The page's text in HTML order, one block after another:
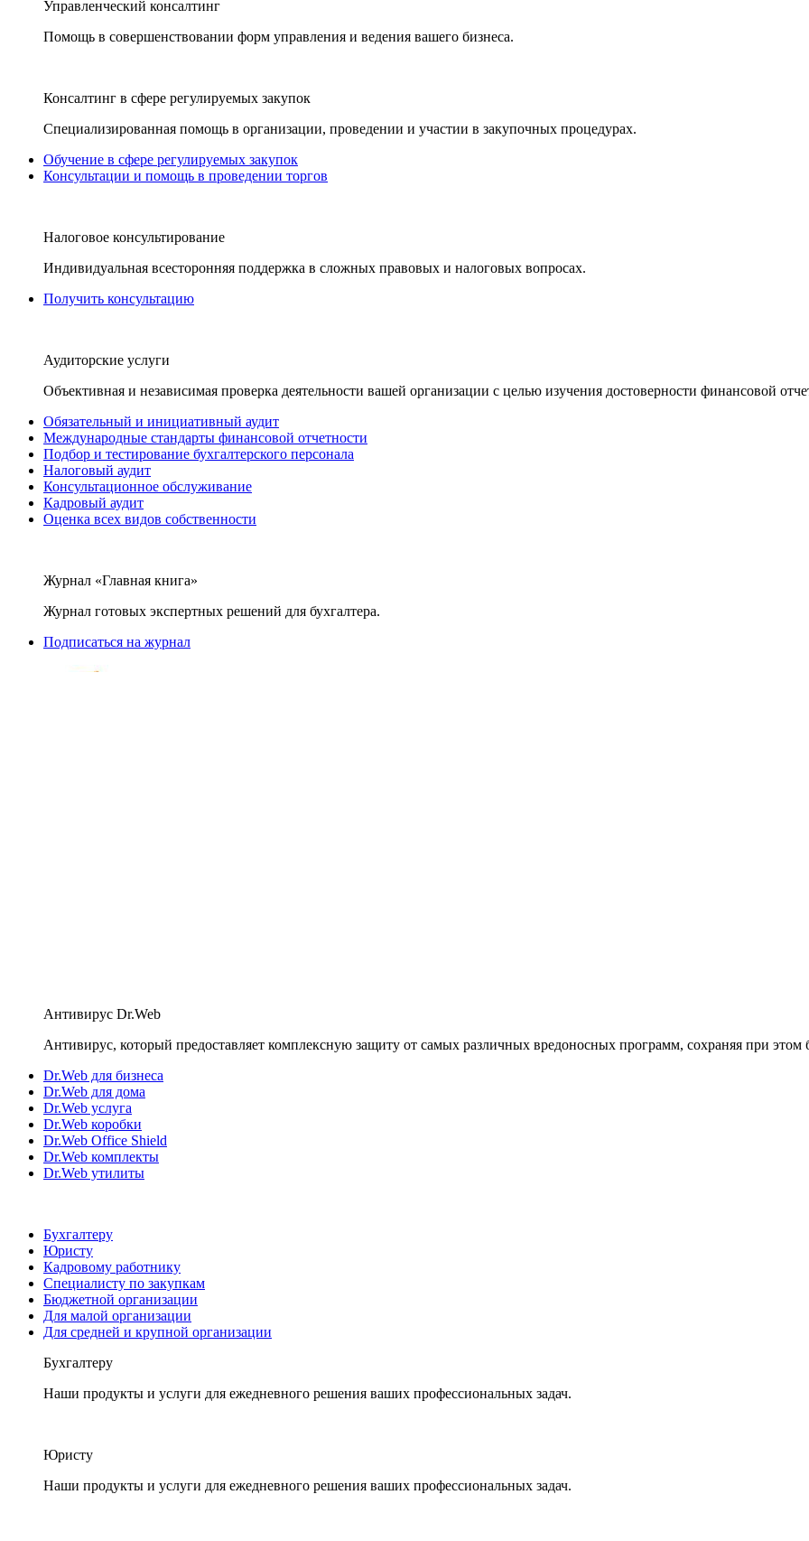
Управленческий консалтинг
Помощь в совершенствовании форм управления и ведения вашего бизнеса.
Консалтинг в сфере регулируемых закупок
Специализированная помощь в организации, проведении и участии в закупочных процедурах.
Обучение в сфере регулируемых закупок
Консультации и помощь в проведении торгов
Налоговое консультирование
Индивидуальная всесторонняя поддержка в сложных правовых и налоговых вопросах.
Получить консультацию
Аудиторские услуги
Объективная и независимая проверка деятельности вашей организации с целью изучения достоверности финансовой
Обязательный и инициативный аудит
Международные стандарты финансовой отчетности
Подбор и тестирование бухгалтерского персонала
Налоговый аудит
Консультационное обслуживание
Кадровый аудит
Оценка всех видов собственности
Журнал «Главная книга»
Журнал готовых экспертных решений для бухгалтера.
Подписаться на журнал
Антивирус Dr.Web
Антивирус, который предоставляет комплексную защиту от самых различных вредоносных программ, сохраняя при этом
Dr.Web для бизнеса
Dr.Web для дома
Dr.Web услуга
Dr.Web коробки
Dr.Web Office Shield
Dr.Web комплекты
Dr.Web утилиты
Бухгалтеру
Юристу
Кадровому работнику
Специалисту по закупкам
Бюджетной организации
Для малой организации
Для средней и крупной организации
Бухгалтеру
Наши продукты и услуги для ежедневного решения ваших профессиональных задач.
Юристу
Наши продукты и услуги для ежедневного решения ваших профессиональных задач.